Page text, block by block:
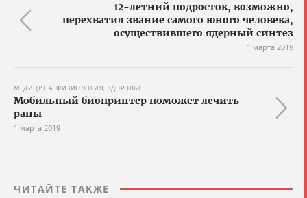
12-летний подросток, возможно,
перехватил звание самого юного человека,
осуществившего ядерный синтез
1 марта 2019
МЕДИЦИНА, ФИЗИОЛОГИЯ, ЗДОРОВЬЕ
Мобильный биопринтер поможет лечить
раны
1 марта 2019
ЧИТАЙТЕ ТАКЖЕ